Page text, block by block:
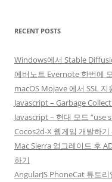
RECENT POSTS
Windows에서 Stable
에버노트 Evernote 한번에
macOS Mojave 에서 SSL
Javascript – Garbage
Javascript – 현대 모드 “use
Cocos2d-X 웹게임 개발하
Mac Sierra 업그레이드 후
하기
AngularJS PhoneCat 튜토